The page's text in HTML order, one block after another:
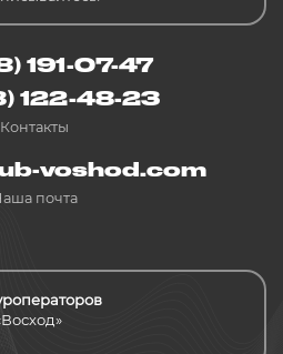
191-07-47
122-48-23
Контакты
voshod.com
почта